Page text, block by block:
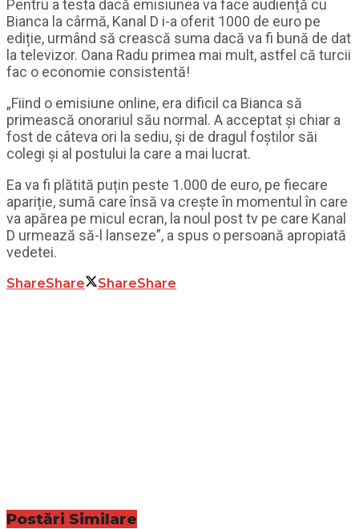
Pentru a testa dacă emisiunea va face audiență cu
Bianca la cârmă, Kanal D i-a oferit 1000 de euro pe
ediție, urmând să crească suma dacă va fi bună de dat
la televizor. Oana Radu primea mai mult, astfel că turcii
fac o economie consistentă!
„Fiind o emisiune online, era dificil ca Bianca să
primească onorariul său normal. A acceptat și chiar a
fost de câteva ori la sediu, și de dragul foștilor săi
colegi și al postului la care a mai lucrat.
Ea va fi plătită puțin peste 1.000 de euro, pe fiecare
apariție, sumă care însă va crește în momentul în care
va apărea pe micul ecran, la noul post tv pe care Kanal
D urmează să-l lanseze”, a spus o persoană apropiată
vedetei.
ShareShare ShareShare
Postări Similare